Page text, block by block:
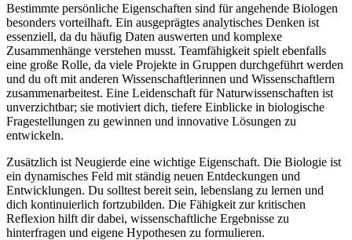
Bestimmte persönliche Eigenschaften sind für angehende Biologen
besonders vorteilhaft. Ein ausgeprägtes analytisches Denken ist
essenziell, da du häufig Daten auswerten und komplexe
Zusammenhänge verstehen musst. Teamfähigkeit spielt ebenfalls
eine große Rolle, da viele Projekte in Gruppen durchgeführt werden
und du oft mit anderen Wissenschaftlerinnen und Wissenschaftlern
zusammenarbeitest. Eine Leidenschaft für Naturwissenschaften ist
unverzichtbar; sie motiviert dich, tiefere Einblicke in biologische
Fragestellungen zu gewinnen und innovative Lösungen zu
entwickeln.
Zusätzlich ist Neugierde eine wichtige Eigenschaft. Die Biologie ist
ein dynamisches Feld mit ständig neuen Entdeckungen und
Entwicklungen. Du solltest bereit sein, lebenslang zu lernen und
dich kontinuierlich fortzubilden. Die Fähigkeit zur kritischen
Reflexion hilft dir dabei, wissenschaftliche Ergebnisse zu
hinterfragen und eigene Hypothesen zu formulieren.